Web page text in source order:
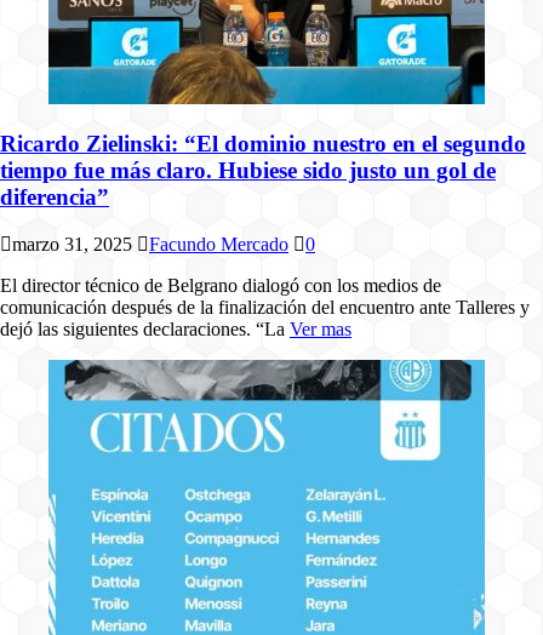
Ricardo Zielinski: “El dominio nuestro en el segundo
tiempo fue más claro. Hubiese sido justo un gol de
diferencia”
marzo 31, 2025 Facundo Mercado
0
El director técnico de Belgrano dialogó con los medios de
comunicación después de la finalización del encuentro ante Talleres y
dejó las siguientes declaraciones. “La Ver mas